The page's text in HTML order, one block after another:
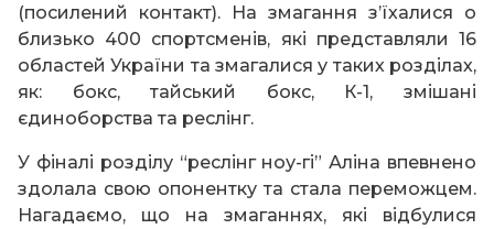
(посилений контакт). На змагання з’їхалися о
близько 400 спортсменів, які представляли 16
областей України та змагалися у таких розділах,
як: бокс, тайський бокс, К-1, змішані
єдиноборства та реслінг.
У фіналі розділу “реслінг ноу-гі” Аліна впевнено
здолала свою опонентку та стала переможцем.
Нагадаємо, що на змаганнях, які відбулися